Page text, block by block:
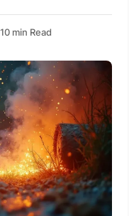
10 min Read